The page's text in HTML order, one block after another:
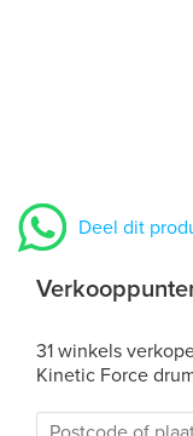
Deel dit
31 winkels
Kinetic Force